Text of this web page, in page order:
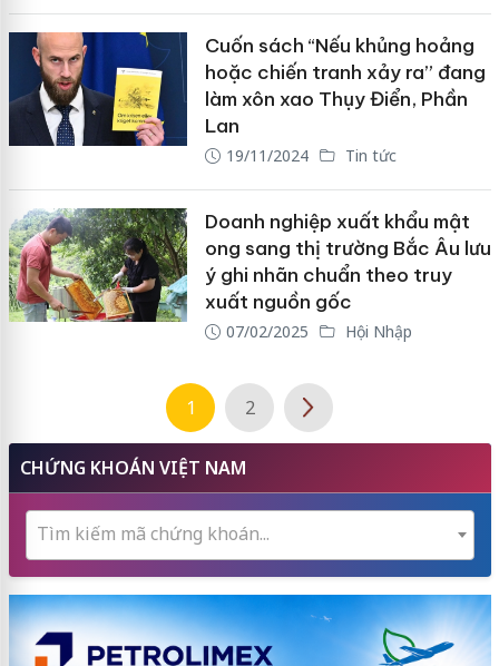
Cuốn sách “Nếu khủng hoảng
hoặc chiến tranh xảy ra” đang
làm xôn xao Thụy Điển, Phần
Lan
19/11/2024 Tin tức
Doanh nghiệp xuất khẩu mật
ong sang thị trường Bắc Âu lưu
ý ghi nhãn chuẩn theo truy
xuất nguồn gốc
07/02/2025 Hội Nhập
1 2
CHỨNG KHOÁN VIỆT NAM
Tìm kiếm mã chứng khoán...